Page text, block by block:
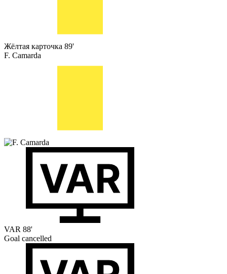
Жёлтая карточка 89'
F. Camarda
VAR 88'
Goal cancelled